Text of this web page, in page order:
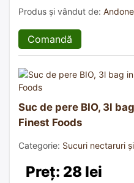
Produs și vândut de:
Comandă
Suc de pere BIO, 3l
Finest Foods
Categorie: Sucuri nectaruri
Preț: 28 lei